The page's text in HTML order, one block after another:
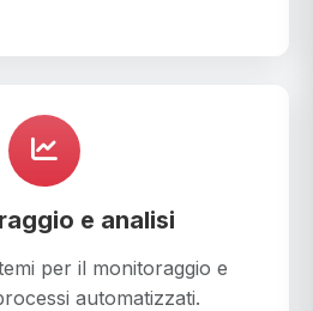
e analisi
per il monitoraggio e
automatizzati.